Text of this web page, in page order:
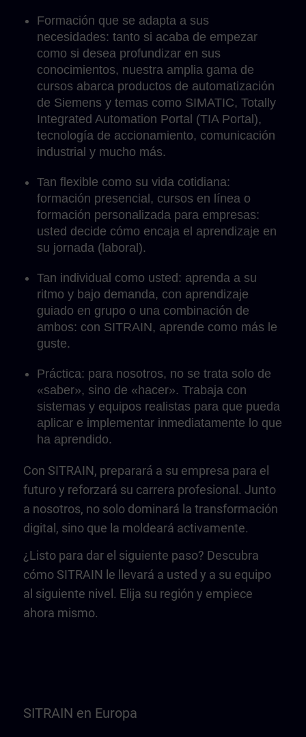
Formación que se adapta a sus
necesidades: tanto si acaba de empezar
como si desea profundizar en sus
conocimientos, nuestra amplia gama de
cursos abarca productos de automatización
de Siemens y temas como SIMATIC, Totally
Integrated Automation Portal (TIA Portal),
tecnología de accionamiento, comunicación
industrial y mucho más.
Tan flexible como su vida cotidiana:
formación presencial, cursos en línea o
formación personalizada para empresas:
usted decide cómo encaja el aprendizaje en
su jornada (laboral).
Tan individual como usted: aprenda a su
ritmo y bajo demanda, con aprendizaje
guiado en grupo o una combinación de
ambos: con SITRAIN, aprende como más le
guste.
Práctica: para nosotros, no se trata solo de
«saber», sino de «hacer». Trabaja con
sistemas y equipos realistas para que pueda
aplicar e implementar inmediatamente lo que
ha aprendido.
Con SITRAIN, preparará a su empresa para el
futuro y reforzará su carrera profesional. Junto
a nosotros, no solo dominará la transformación
digital, sino que la moldeará activamente.
¿Listo para dar el siguiente paso? Descubra
cómo SITRAIN le llevará a usted y a su equipo
al siguiente nivel. Elija su región y empiece
ahora mismo.
SITRAIN en Europa